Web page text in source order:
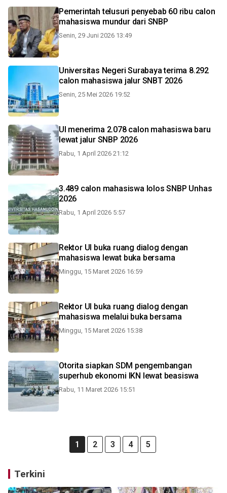
Pemerintah telusuri penyebab 60 ribu calon
mahasiswa mundur dari SNBP
Senin, 29 Juni 2026 13:49
Universitas Negeri Surabaya terima 8.292
calon mahasiswa jalur SNBT 2026
Senin, 25 Mei 2026 19:52
UI menerima 2.078 calon mahasiswa baru
lewat jalur SNBP 2026
Rabu, 1 April 2026 21:12
3.489 calon mahasiswa lolos SNBP Unhas
2026
Rabu, 1 April 2026 5:57
Rektor UI buka ruang dialog dengan
mahasiswa lewat buka bersama
Minggu, 15 Maret 2026 16:59
Rektor UI buka ruang dialog dengan
mahasiswa melalui buka bersama
Minggu, 15 Maret 2026 15:38
Otorita siapkan SDM pengembangan
superhub ekonomi IKN lewat beasiswa
Rabu, 11 Maret 2026 15:51
1 2 3 4 5
Terkini